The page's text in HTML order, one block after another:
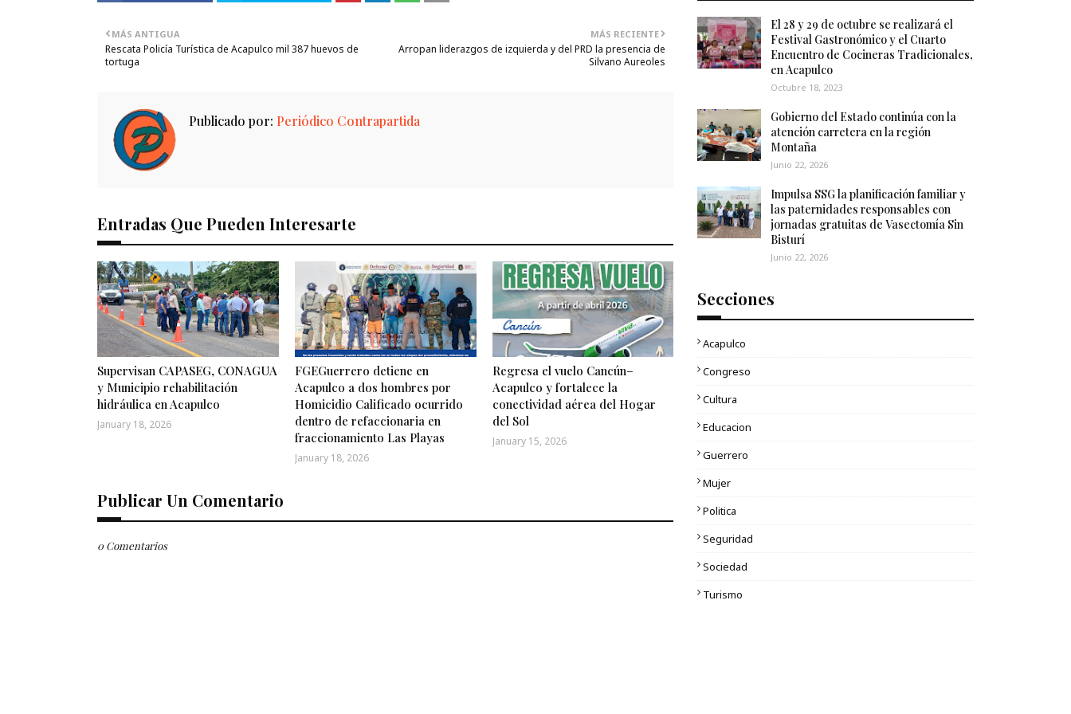
MÁS RECIENTE
Arropan liderazgos de izquierda y del PRD la presencia de
Silvano Aureoles
MÁS ANTIGUA
Rescata Policía Turística de Acapulco mil 387 huevos de
tortuga
Publicado por: Periódico Contrapartida
Entradas Que Pueden Interesarte
Supervisan CAPASEG, CONAGUA
y Municipio rehabilitación
hidráulica en Acapulco
January 18, 2026
FGEGuerrero detiene en
Acapulco a dos hombres por
Homicidio Calificado ocurrido
dentro de refaccionaria en
fraccionamiento Las Playas
January 18, 2026
Regresa el vuelo Cancún–
Acapulco y fortalece la
conectividad aérea del Hogar
del Sol
January 15, 2026
Publicar Un Comentario
0 Comentarios
El 28 y 29 de octubre se realizará el
Festival Gastronómico y el Cuarto
Encuentro de Cocineras Tradicionales,
en Acapulco
Octubre 18, 2023
Gobierno del Estado continúa con la
atención carretera en la región
Montaña
Junio 22, 2026
Impulsa SSG la planificación familiar y
las paternidades responsables con
jornadas gratuitas de Vasectomía Sin
Bisturí
Junio 22, 2026
Secciones
Acapulco
Congreso
Cultura
Educacion
Guerrero
Mujer
Politica
Seguridad
Sociedad
Turismo